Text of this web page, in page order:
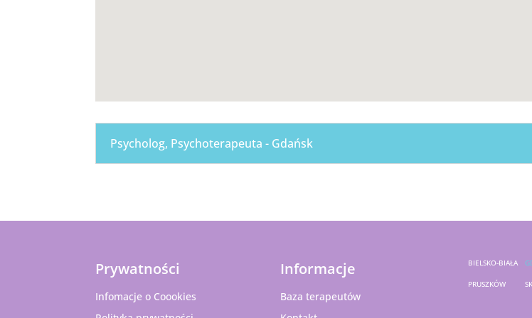
Psycholog, Psychoterapeuta - Gdańsk
Prywatności
Infomacje o Coookies
Informacje
Baza terapeutów
BIELSKO-BIAŁA
PRUSZKÓW